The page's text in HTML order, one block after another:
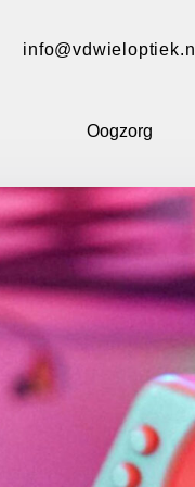
info@vdwieloptiek.nl
Oogzorg